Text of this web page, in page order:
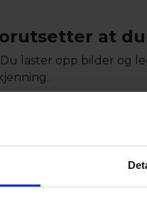
at
laster opp bilder og
annonse
vi ta kontakt med
med deg. Vi kan